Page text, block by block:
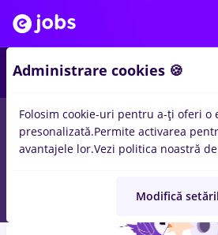
locuri de muncacu salarii deichman
experientainConstructii / Instalatii,
Administrare cookies 🍪
Folosim cookie-uri pentru a-ți oferi o
presonalizată.Permite activarea
avantajele lor.Vezi politica noastră de
Modifică